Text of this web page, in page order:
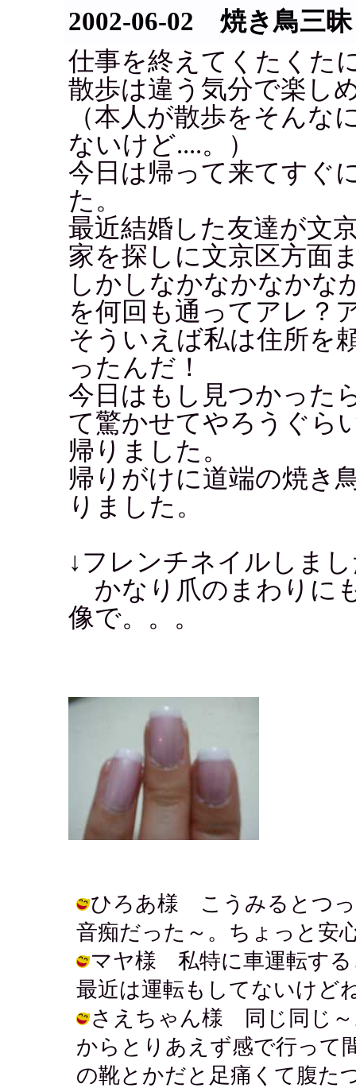
2002-06-02 焼き鳥三昧
仕事を終えてくたくた
散歩は違う気分で楽し
（本人が散歩をそんな
ないけど....。）
今日は帰って来てすぐ
た。
最近結婚した友達が文
家を探しに文京区方面
しかしなかなかなかな
を何回も通ってアレ？
そういえば私は住所を
ったんだ！
今日はもし見つかった
て驚かせてやろうぐら
帰りました。
帰りがけに道端の焼き
りました。
↓フレンチネイルしま
かなり爪のまわりに
像で。。。
ひろあ様 こうみるとつ
音痴だった～。ちょっと安
マヤ様 私特に車運転する
最近は運転もしてないけど
さえちゃん様 同じ同じ～
からとりあえず感で行って
の靴とかだと足痛くて腹た